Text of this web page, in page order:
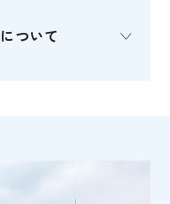
について